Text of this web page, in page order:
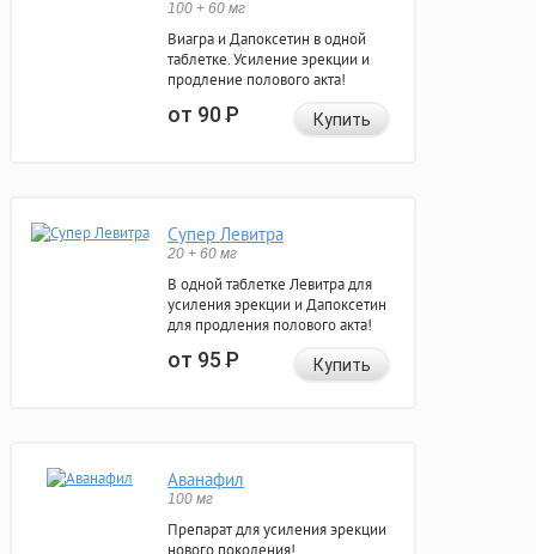
100 + 60 мг
Виагра и Дапоксетин в одной
таблетке. Усиление эрекции и
продление полового акта!
от 90Р Купить
Супер Левитра
20 + 60 мг
В одной таблетке Левитра для
усиления эрекции и Дапоксетин
для продления полового акта!
от 95Р Купить
Аванафил
100 мг
Препарат для усиления эрекции